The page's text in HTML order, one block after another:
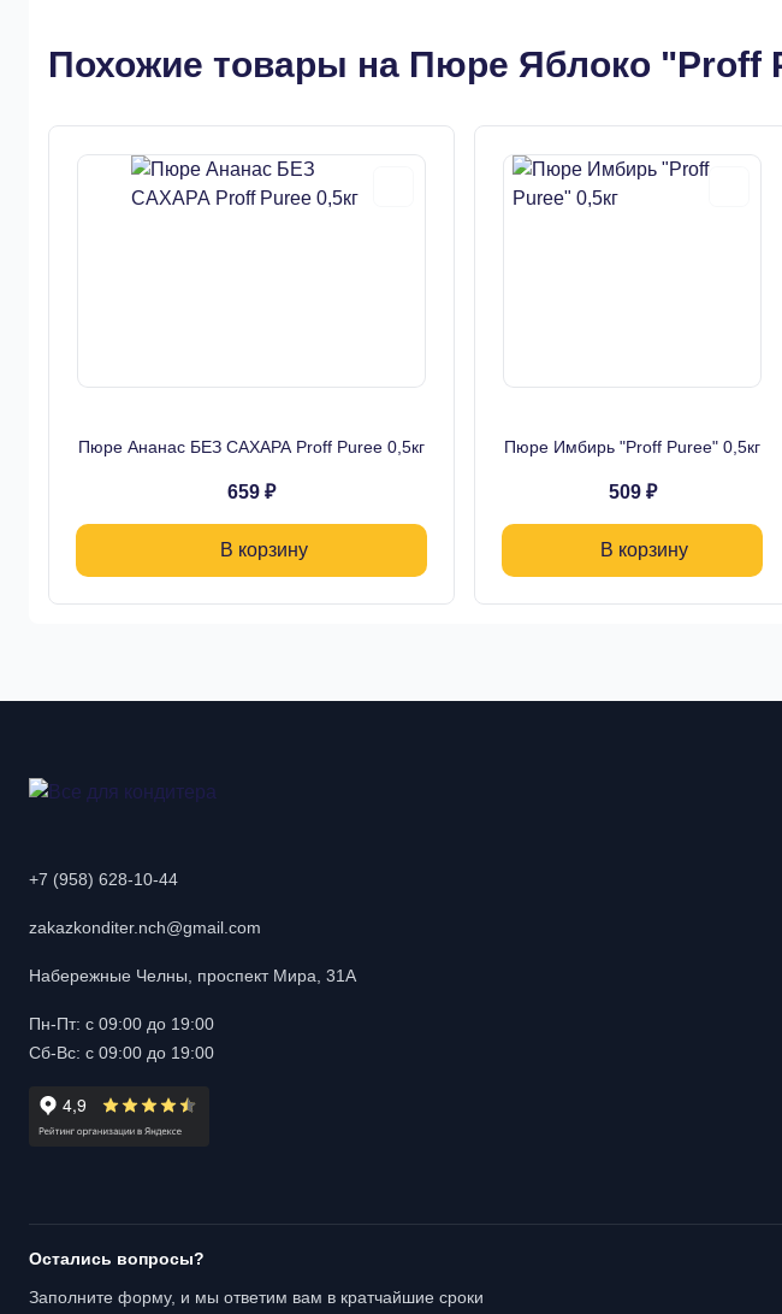
Похожие товары на Пюре Яблоко "Proff
Пюре Ананас БЕЗ САХАРА Proff Puree 0,5кг
659 ₽
В корзину
Пюре Имбирь "Proff Puree" 0,5кг
509 ₽
В корзину
+7 (958) 628-10-44
zakazkonditer.nch@gmail.com
Набережные Челны, проспект Мира, 31А
Пн-Пт: с 09:00 до 19:00
Сб-Вс: с 09:00 до 19:00
Остались вопросы?
Заполните форму, и мы ответим вам в кратчайшие сроки